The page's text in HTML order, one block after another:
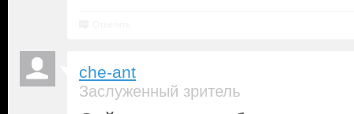
che-ant
Заслуженный зритель